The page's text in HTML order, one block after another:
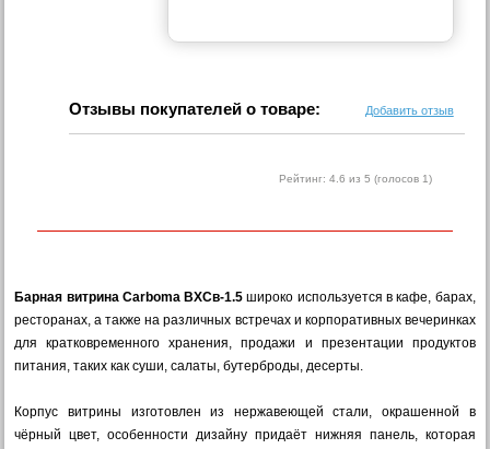
Отзывы покупателей о товаре: Добавить отзыв
Рейтинг: 4.6 из 5 (голосов 1)
Барная витрина Carboma ВХСв-1.5 широко используется в кафе, барах,
ресторанах, а также на различных встречах и корпоративных вечеринках
для кратковременного хранения, продажи и презентации продуктов
питания, таких как суши, салаты, бутерброды, десерты.
Корпус витрины изготовлен из нержавеющей стали, окрашенной в
чёрный цвет, особенности дизайну придаёт нижняя панель, которая